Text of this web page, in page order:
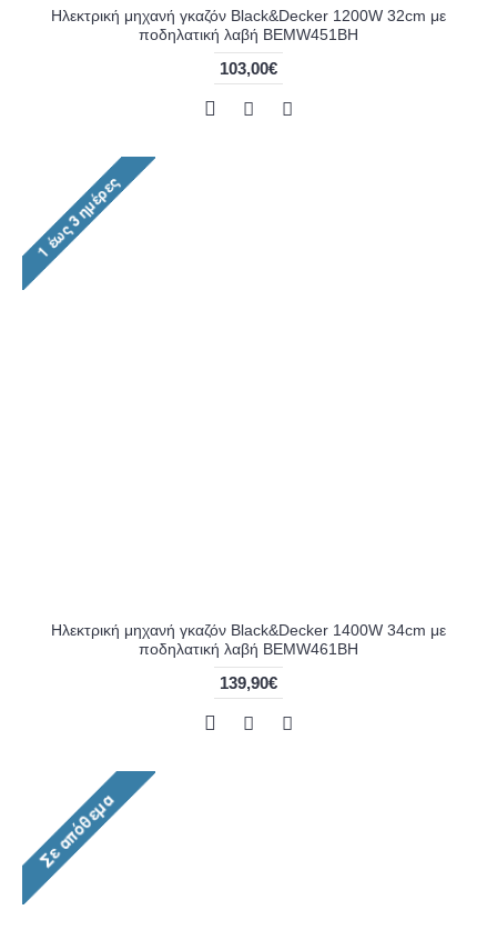
Ηλεκτρική μηχανή γκαζόν Black&Decker 1200W 32cm με
ποδηλατική λαβή BEMW451BH
103,00€
Ηλεκτρική μηχανή γκαζόν Black&Decker 1400W 34cm με
ποδηλατική λαβή BEMW461BH
139,90€